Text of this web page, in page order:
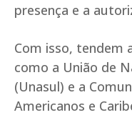
presença e a
Com isso, tendem
como a União de
(Unasul) e a
Americanos e